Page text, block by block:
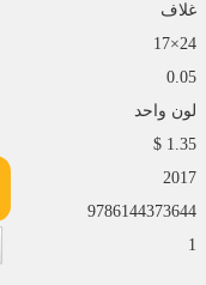
غلاف
24×17
0.05
لون واحد
1.35 $
2017
9786144373644
1